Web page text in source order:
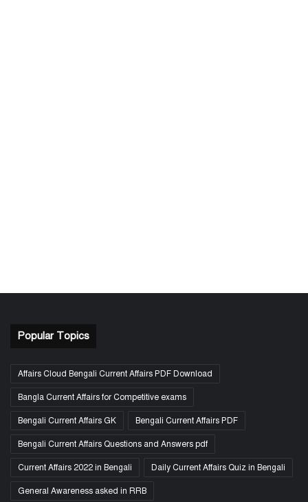
Popular Topics
Affairs Cloud Bengali Current Affairs PDF Download
Bangla Current Affairs for Competitive exams
Bengali Current Affairs GK Bengali Current Affairs PDF
Bengali Current Affairs Questions and Answers pdf
Current Affairs 2022 in Bengali Daily Current Affairs Quiz in Bengali
General Awareness asked in RRB